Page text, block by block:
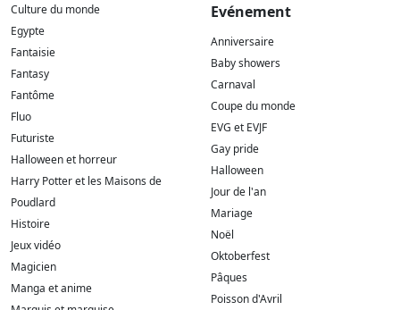
Culture du monde
Egypte
Fantaisie
Fantasy
Fantôme
Fluo
Futuriste
Halloween et horreur
Harry Potter et les Maisons de
Poudlard
Histoire
Jeux vidéo
Magicien
Manga et anime
Evénement
Anniversaire
Baby showers
Carnaval
Coupe du monde
EVG et EVJF
Gay pride
Halloween
Jour de l'an
Mariage
Noël
Oktoberfest
Pâques
Poisson d'Avril